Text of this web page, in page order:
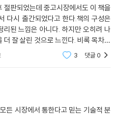
다. 차트만 보고 주식을 사는 것은 다
는 것과 같다.
절판되었는데 중고시장에서도 이 책을
다시 출간되었다고 한다.책의 구성은
된 느낌은 아니다. 하지만 오히려 나
잘 살린 것으로 느낀다. 비록 목차가
내 옆에서 자신의 생각을 솔직하게
3 댓글0
든 시장에서 통한다고 믿는 기술적 분